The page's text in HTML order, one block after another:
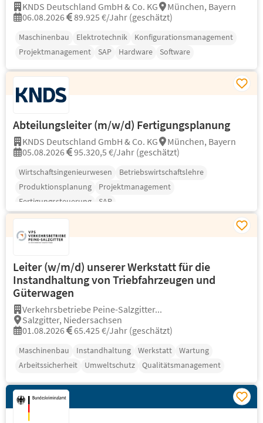
KNDS Deutschland GmbH & Co. KG
München, Bayern
06.08.2026
89.925 €/Jahr (geschätzt)
Maschinenbau Elektrotechnik
Konfigurationsmanagement
Projektmanagement
SAP Hardware Software
Abteilungsleiter (m/w/d) Fertigungsplanung
KNDS Deutschland GmbH & Co. KG
München, Bayern
05.08.2026
95.320,5 €/Jahr (geschätzt)
Wirtschaftsingenieurwesen
Betriebswirtschaftslehre
Produktionsplanung
Projektmanagement
Fertigungssteuerung
SAP
Leiter (w/m/d) unserer Werkstatt für die
Instandhaltung von Triebfahrzeugen und
Güterwagen
Verkehrsbetriebe Peine-Salzgitter...
Salzgitter, Niedersachsen
01.08.2026
65.425 €/Jahr (geschätzt)
Maschinenbau Instandhaltung Werkstatt
Wartung
Arbeitssicherheit
Umweltschutz Qualitätsmanagement